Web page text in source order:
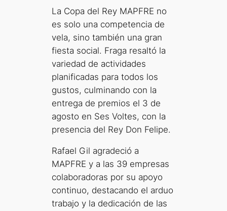
La Copa del Rey MAPFRE no
es solo una competencia de
vela, sino también una gran
fiesta social. Fraga resaltó la
variedad de actividades
planificadas para todos los
gustos, culminando con la
entrega de premios el 3 de
agosto en Ses Voltes, con la
presencia del Rey Don Felipe.
Rafael Gil agradeció a
MAPFRE y a las 39 empresas
colaboradoras por su apoyo
continuo, destacando el arduo
trabajo y la dedicación de las